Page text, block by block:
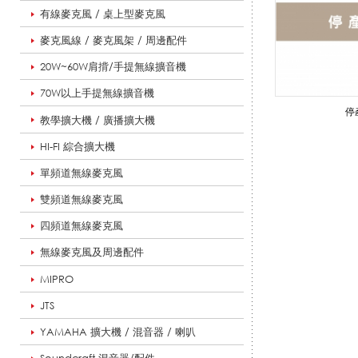
有線麥克風 / 桌上型麥克風
麥克風線 / 麥克風架 / 周邊配件
20W~60W肩揹/手提無線擴音機
70W以上手提無線擴音機
教學擴大機 / 廣播擴大機
HI-FI 綜合擴大機
單頻道無線麥克風
雙頻道無線麥克風
四頻道無線麥克風
無線麥克風及周邊配件
MIPRO
JTS
YAMAHA 擴大機 / 混音器 / 喇叭
擴
音
停